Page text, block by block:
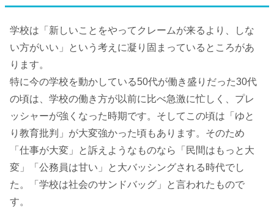
学校は「新しいことをやってクレームが来るより、しな
い方がいい」という考えに凝り固まっているところがあ
ります。
特に今の学校を動かしている50代が働き盛りだった30代
の頃は、学校の働き方が以前に比べ急激に忙しく、プレ
ッシャーが強くなった時期です。そしてこの頃は「ゆと
り教育批判」が大変強かった頃もあります。そのため
「仕事が大変」と訴えようなものなら「民間はもっと大
変」「公務員は甘い」と大バッシングされる時代でし
た。「学校は社会のサンドバッグ」と言われたもので
す。